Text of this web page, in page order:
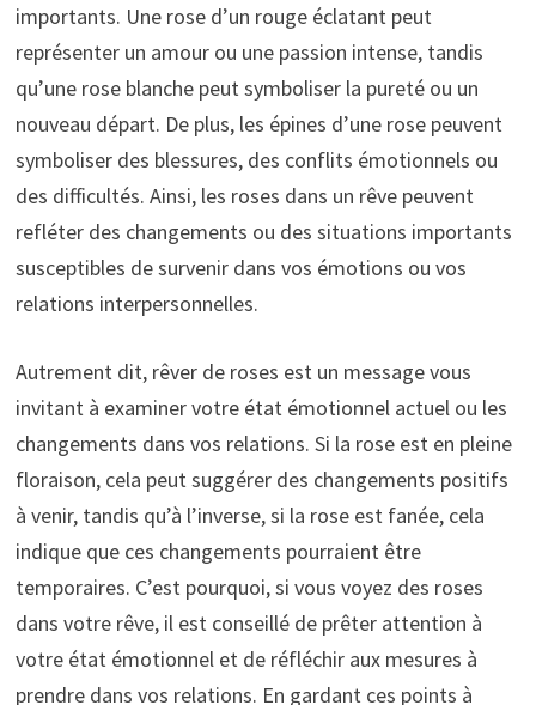
importants. Une rose d’un rouge éclatant peut
représenter un amour ou une passion intense, tandis
qu’une rose blanche peut symboliser la pureté ou un
nouveau départ. De plus, les épines d’une rose peuvent
symboliser des blessures, des conflits émotionnels ou
des difficultés. Ainsi, les roses dans un rêve peuvent
refléter des changements ou des situations importants
susceptibles de survenir dans vos émotions ou vos
relations interpersonnelles.
Autrement dit, rêver de roses est un message vous
invitant à examiner votre état émotionnel actuel ou les
changements dans vos relations. Si la rose est en pleine
floraison, cela peut suggérer des changements positifs
à venir, tandis qu’à l’inverse, si la rose est fanée, cela
indique que ces changements pourraient être
temporaires. C’est pourquoi, si vous voyez des roses
dans votre rêve, il est conseillé de prêter attention à
votre état émotionnel et de réfléchir aux mesures à
prendre dans vos relations. En gardant ces points à